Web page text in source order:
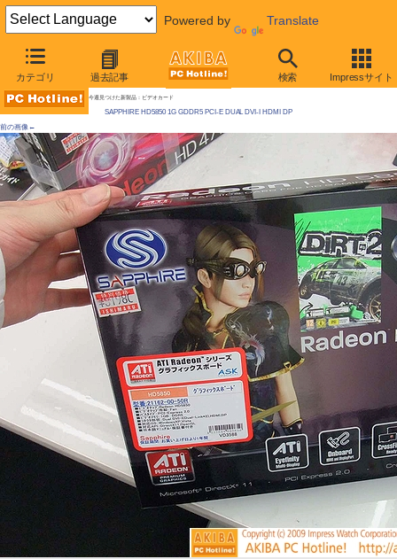
Powered by Translate
カテゴリ 過去記事 検索 Impressサイト
AKIBA PC Hotline! 2009年10月3日号
Radeon HD 5850が発売に、早くも争奪戦
今週見つけた新製品：ビデオカード
SAPPHIRE HD5850 1G GDDR5 PCI-E DUAL DVI-I HDMI DP
前の画像←